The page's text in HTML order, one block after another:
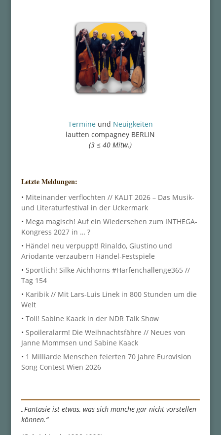
Termine und Neuigkeiten
lautten compagney BERLIN
(3 ≤ 40 Mitw.)
Letzte Meldungen:
• Miteinander verflochten // KALIT 2026 – Das Musik-
und Literaturfestival in der Uckermark
• Mega magisch! Auf ein Wiedersehen zum INTHEGA-
Kongress 2027 in … ?
• Händel neu verpuppt! Rinaldo, Giustino und
Ariodante verzaubern Händel-Festspiele
• Sportlich! Silke Aichhorns #Harfenchallenge365 //
Tag 154
• Karibik // Mit Lars-Luis Linek in 800 Stunden um die
Welt
• Toll! Sabine Kaack in der NDR Talk Show
• Spoileralarm! Die Weihnachtsfähre // Neues von
Janne Mommsen und Sabine Kaack
• 1 Milliarde Menschen feierten 70 Jahre Eurovision
Song Contest Wien 2026
„Fantasie ist etwas, was sich manche gar nicht vorstellen
können.“